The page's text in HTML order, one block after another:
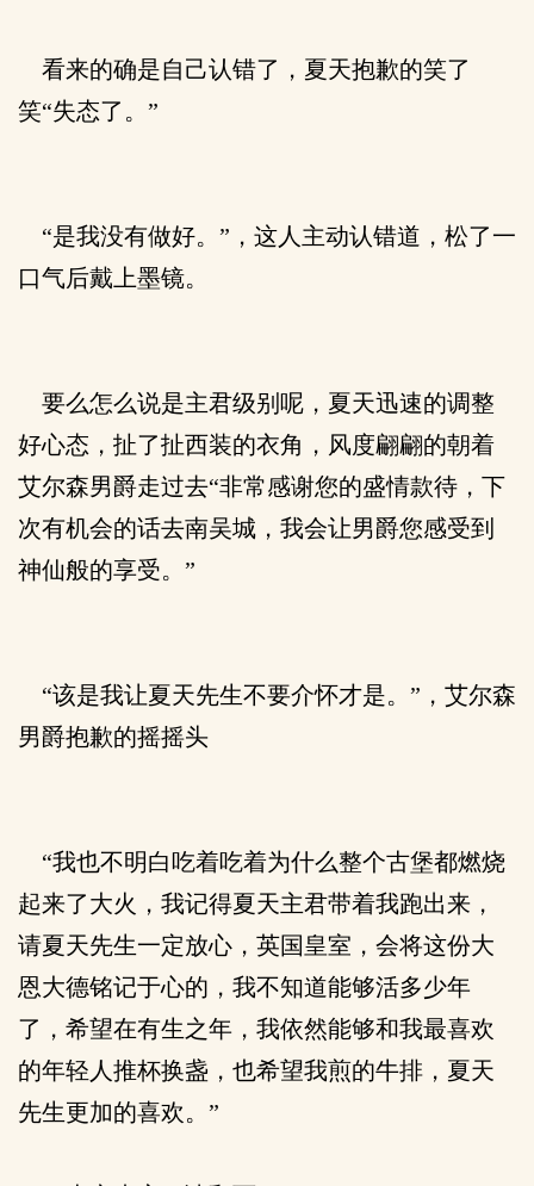
看来的确是自己认错了，夏天抱歉的笑了
笑“失态了。”
“是我没有做好。”，这人主动认错道，松了一
口气后戴上墨镜。
要么怎么说是主君级别呢，夏天迅速的调整
好心态，扯了扯西装的衣角，风度翩翩的朝着
艾尔森男爵走过去“非常感谢您的盛情款待，下
次有机会的话去南吴城，我会让男爵您感受到
神仙般的享受。”
“该是我让夏天先生不要介怀才是。”，艾尔森
男爵抱歉的摇摇头
“我也不明白吃着吃着为什么整个古堡都燃烧
起来了大火，我记得夏天主君带着我跑出来，
请夏天先生一定放心，英国皇室，会将这份大
恩大德铭记于心的，我不知道能够活多少年
了，希望在有生之年，我依然能够和我最喜欢
的年轻人推杯换盏，也希望我煎的牛排，夏天
先生更加的喜欢。”